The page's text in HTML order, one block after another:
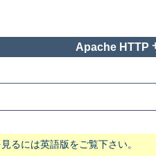
Apache HTTP
るには英語版をご覧下さい。